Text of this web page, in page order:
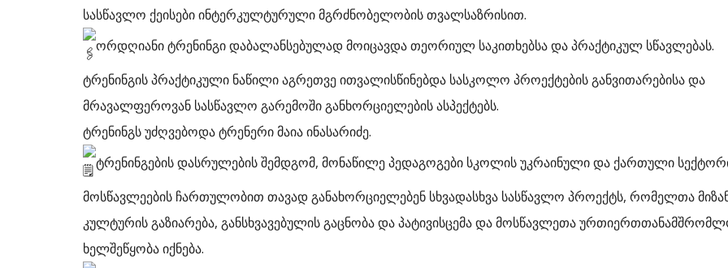
სასწავლო ქეისები ინტერკულტურული მგრძნობელობის თვალსაზრისით.
ორდღიანი ტრენინგიდაბალანსებულად მოიცავდა თეორიულ საკითხებსა და პრაქტიკულ სწავლებას.
ტრენინგის პრაქტიკული ნაწილი აგრეთვე ითვალისწინებდა სასკოლო პროექტების განვითარებისა და
მრავალფეროვან სასწავლო გარემოში განხორციელების ასპექტებს.
ტრენინგს უძღვებოდა ტრენერი მაია ინასარიძე.
ტრენინგების დასრულების შემდგომ, მონაწილე პედაგოგები სკოლის უკრაინული და ქართული
მოსწავლეების ჩართულობით თავად განახორციელებენ სხვადასხვა სასწავლო პროექტს, რომელთა
კულტურის გაზიარება, განსხვავებულის გაცნობა და პატივისცემა და მოსწავლეთა
ხელშეწყობა იქნება.